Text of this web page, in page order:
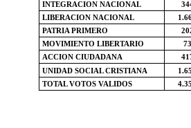
INTEGRACION NACIONAL
LIBERACION NACIONAL
PATRIA PRIMERO
MOVIMIENTO LIBERTARIO
73
ACCION CIUDADANA
UNIDAD SOCIAL CRISTIANA
TOTAL VOTOS VALIDOS